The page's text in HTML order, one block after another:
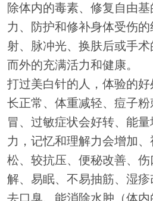
除体内的毒素、修复自由
力、防护和修补身体受伤
射、脉冲光、换肤后或手
而外的充满活力和健康。
打过美白针的人，体验的
长正常、体重减轻、痘子
冒、过敏症状会好转、能
力，记忆和理解力会增加
松、较抗压、便秘改善、
解、易眠、不易抽筋、湿疹
去口臭、能消除水肿（体